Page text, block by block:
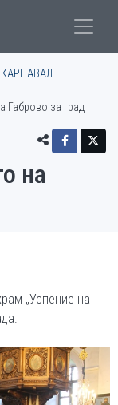
КАРНАВАЛ
Габрово за град
на
„Успение на